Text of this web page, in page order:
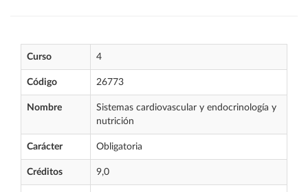
Curso 4
Código 26773
Nombre
Sistemas cardiovascular y endocrinología y
nutrición
Carácter Obligatoria
Créditos 9,0